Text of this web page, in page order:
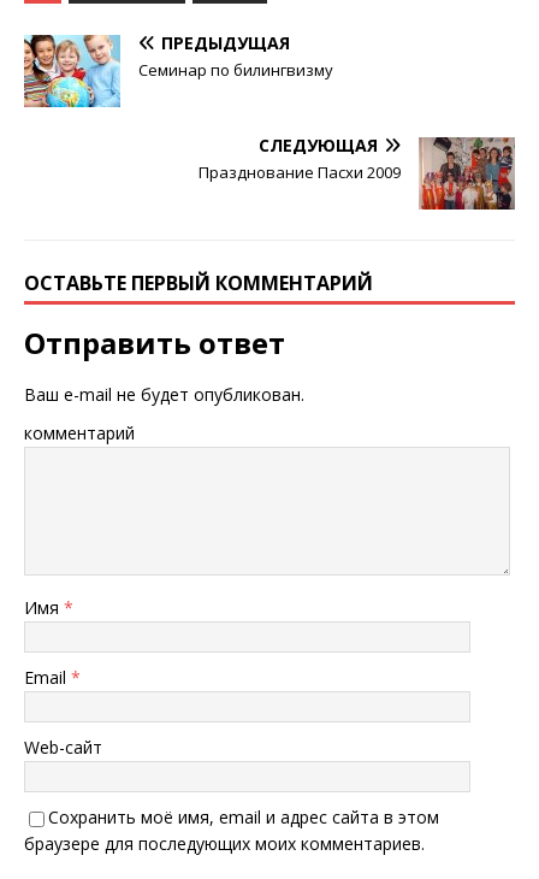
ПРЕДЫДУЩАЯ
Семинар по билингвизму
СЛЕДУЮЩАЯ
Празднование Пасхи 2009
ОСТАВЬТЕ ПЕРВЫЙ КОММЕНТАРИЙ
Отправить ответ
Ваш e-mail не будет опубликован.
комментарий
Имя *
Email *
Web-сайт
Сохранить моё имя, email и адрес сайта в этом
браузере для последующих моих комментариев.